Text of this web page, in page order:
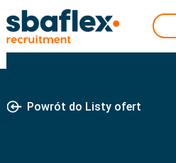
Powrót do Listy ofert